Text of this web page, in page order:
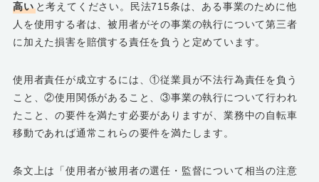
高いと考えてください。民法715条は、ある事業のために他
人を使用する者は、被用者がその事業の執行について第三者
に加えた損害を賠償する責任を負うと定めています。
使用者責任が成立するには、①従業員が不法行為責任を負う
こと、②使用関係があること、③事業の執行について行われ
たこと、の要件を満たす必要がありますが、業務中の自転車
移動であれば通常これらの要件を満たします。
条文上は「使用者が被用者の選任・監督について相当の注意